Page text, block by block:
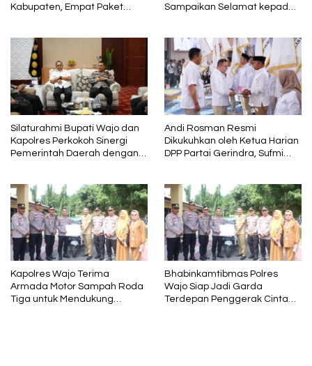
Kabupaten, Empat Paket
Sampaikan Selamat kepada
Silaturahmi Bupati Wajo dan
Kapolres Perkokoh Sinergi
Pemerintah Daerah dengan
Andi Rosman Resmi
Dikukuhkan oleh Ketua Harian
DPP Partai Gerindra, Sufmi
Kapolres Wajo Terima
Armada Motor Sampah Roda
Tiga untuk Mendukung
Bhabinkamtibmas Polres
Wajo Siap Jadi Garda
Terdepan Penggerak Cinta